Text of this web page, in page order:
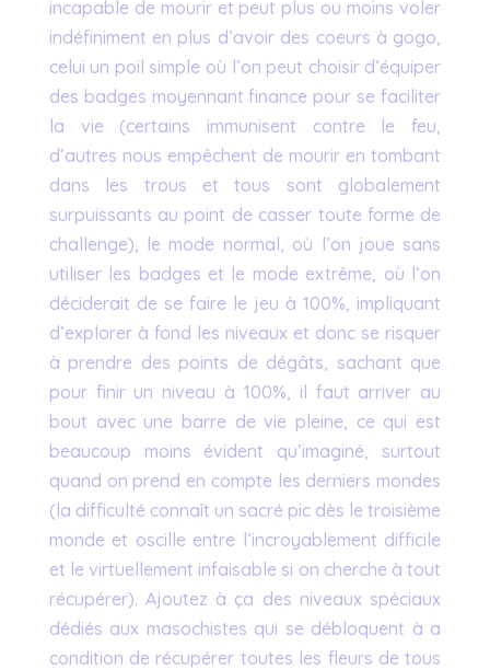
incapable de mourir et peut plus ou moins voler
indéfiniment en plus d’avoir des coeurs à gogo,
celui un poil simple où l’on peut choisir d’équiper
des badges moyennant finance pour se faciliter
la vie (certains immunisent contre le feu,
d’autres nous empêchent de mourir en tombant
dans les trous et tous sont globalement
surpuissants au point de casser toute forme de
challenge), le mode normal, où l’on joue sans
utiliser les badges et le mode extrême, où l’on
déciderait de se faire le jeu à 100%, impliquant
d’explorer à fond les niveaux et donc se risquer
à prendre des points de dégâts, sachant que
pour finir un niveau à 100%, il faut arriver au
bout avec une barre de vie pleine, ce qui est
beaucoup moins évident qu’imaginé, surtout
quand on prend en compte les derniers mondes
(la difficulté connaît un sacré pic dès le troisième
monde et oscille entre l’incroyablement difficile
et le virtuellement infaisable si on cherche à tout
récupérer). Ajoutez à ça des niveaux spéciaux
dédiés aux masochistes qui se débloquent à a
condition de récupérer toutes les fleurs de tous